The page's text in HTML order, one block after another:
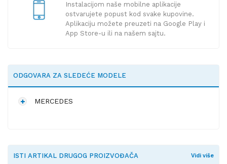
Instalacijom naše mobilne aplikacije
ostvarujete popust kod svake kupovine.
Aplikaciju možete preuzeti na Google Play i
App Store-u ili na našem sajtu.
ODGOVARA ZA SLEDEĆE MODELE
MERCEDES
ISTI ARTIKAL DRUGOG PROIZVOĐAČA Vidi više